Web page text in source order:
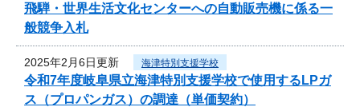
飛騨・世界生活文化センターへの自動販売機に係る一
般競争入札
2025年2月6日更新 海津特別支援学校
令和7年度岐阜県立海津特別支援学校で使用するLPガ
ス（プロパンガス）の調達（単価契約）